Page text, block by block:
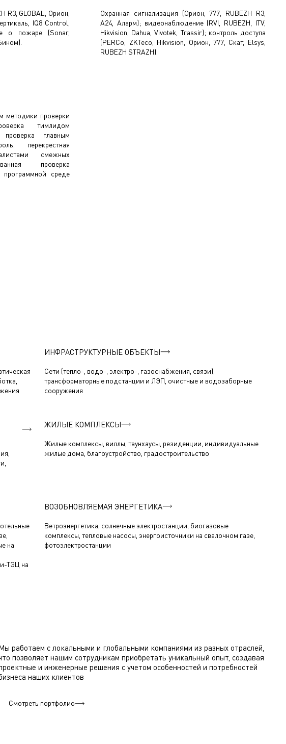
R3, GLOBAL, Орион,
IQ8 Control,
о пожаре (Sonar,
Охранная сигнализация (Орион, 777, RUBEZH R3,
А24, Аларм); видеонаблюдение (RVI, RUBEZH, ITV,
Hikvision, Dahua, Vivotek, Trassir); контроль доступа
(PERCo, ZKTeco, Hikvision, Орион, 777, Скат, Elsys,
RUBEZH STRAZH).
методики проверки
тимлидом
главным
перекрестная
смежных
проверка
среде
ИНФРАСТРУКТУРНЫЕ ОБЪЕКТЫ
Сети (тепло-, водо-, электро-, газоснабжения, связи),
трансформаторные подстанции и ЛЭП, очистные и водозаборные
сооружения
ЖИЛЫЕ КОМПЛЕКСЫ
Жилые комплексы, виллы, таунхаусы, резиденции, индивидуальные
жилые дома, благоустройство, градостроительство
на
ТЭЦ на
ВОЗОБНОВЛЯЕМАЯ ЭНЕРГЕТИКА
Ветроэнергетика, солнечные электростанции, биогазовые
комплексы, тепловые насосы, энергоисточники на свалочном газе,
фотоэлектростанции
работаем с локальными и глобальными компаниями из разных отраслей,
позволяет нашим сотрудникам приобретать уникальный опыт, создавая
и инженерные решения с учетом особенностей и потребностей
наших клиентов
Смотреть портфолио